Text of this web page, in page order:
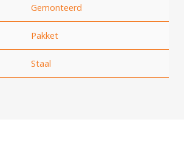
Gemonteerd
Pakket
Staal